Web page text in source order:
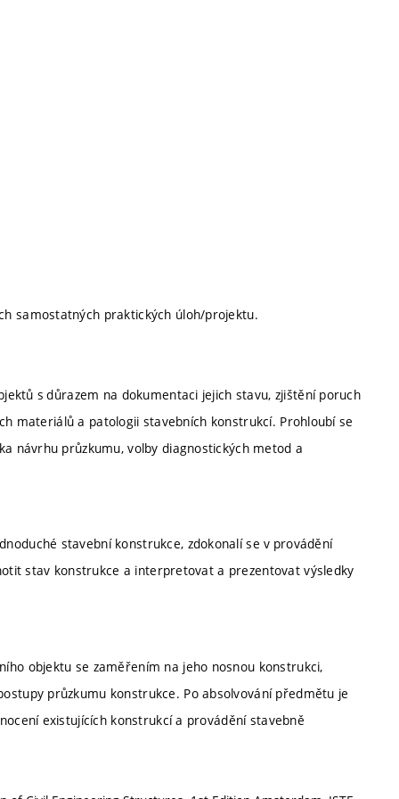
samostatných praktických úloh/projektu.
s důrazem na dokumentaci jejich stavu, zjištění poruch
materiálů a patologii stavebních konstrukcí. Prohloubí se
návrhu průzkumu, volby diagnostických metod a
stavební konstrukce, zdokonalí se v provádění
stav konstrukce a interpretovat a prezentovat výsledky
objektu se zaměřením na jeho nosnou konstrukci,
průzkumu konstrukce. Po absolvování předmětu je
existujících konstrukcí a provádění stavebně